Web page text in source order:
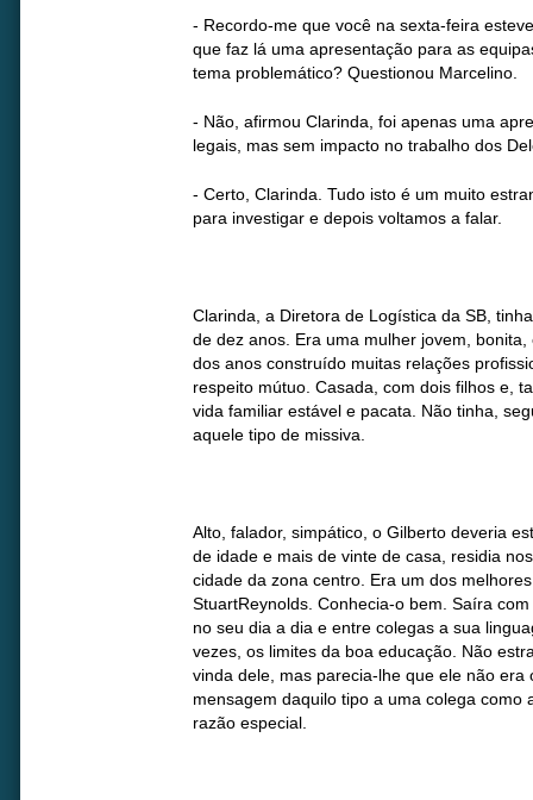
- Recordo-me que você na sexta-feira
que faz lá uma apresentação para as
tema problemático? Questionou Marcelino.
- Não, afirmou Clarinda, foi apenas uma
legais, mas sem impacto no trabalho dos
- Certo, Clarinda. Tudo isto é um muito
para investigar e depois voltamos a falar.
Clarinda, a Diretora de Logística da SB,
de dez anos. Era uma mulher jovem,
dos anos construído muitas relações
respeito mútuo. Casada, com dois filhos e,
vida familiar estável e pacata. Não tinha,
aquele tipo de missiva.
Alto, falador, simpático, o Gilberto deveria
de idade e mais de vinte de casa, residia
cidade da zona centro. Era um dos
StuartReynolds. Conhecia-o bem. Saíra
no seu dia a dia e entre colegas a sua
vezes, os limites da boa educação. Não
vinda dele, mas parecia-lhe que ele não
mensagem daquilo tipo a uma colega como
razão especial.